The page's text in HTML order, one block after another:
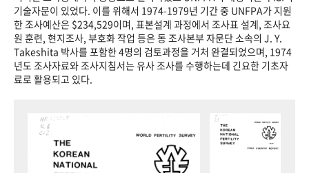
기술자문이 있었다. 이를 위해서 1974-1979년 기간 중 UNFPA가 지원
한 조사예산은 $234,529이며, 표본설계 과정에서 조사표 설계, 조사요
원 훈련, 현지조사, 부호화 작업 등은 동 조사본부 자문단 소속의 J. Y.
Takeshita 박사를 포함한 4명의 검토과정을 거처 완결되었으며, 1974
년도 조사자료와 조사지침서는 유사 조사를 수행하는데 긴요한 기초자
료로 활용되고 있다.